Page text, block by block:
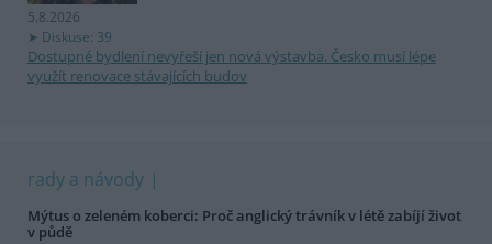
5.8.2026
Diskuse: 39
Dostupné bydlení nevyřeší jen nová výstavba. Česko musí lépe
využít renovace stávajících budov
rady a návody
Mýtus o zeleném koberci: Proč anglický trávník v létě zabíjí život
v půdě